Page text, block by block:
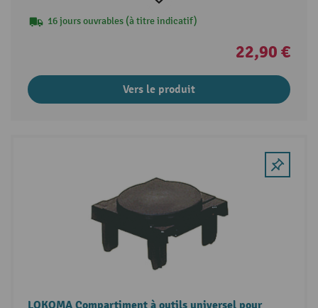
16 jours ouvrables (à titre indicatif)
22,90 €
Vers le produit